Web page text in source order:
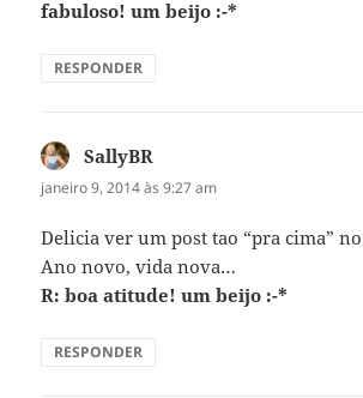
fabuloso! um beijo :-*
RESPONDER
SallyBR
janeiro 9, 2014 às 9:27 am
Delicia ver um post tao “pra cima”
Ano novo, vida nova…
R: boa atitude! um beijo :-*
RESPONDER